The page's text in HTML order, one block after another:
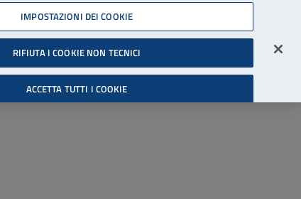
Accessibilità
Cerca
Accedi all'area riservata
IMPOSTAZIONI DEI COOKIE
RIFIUTA I COOKIE NON TECNICI
ACCETTA TUTTI I COOKIE